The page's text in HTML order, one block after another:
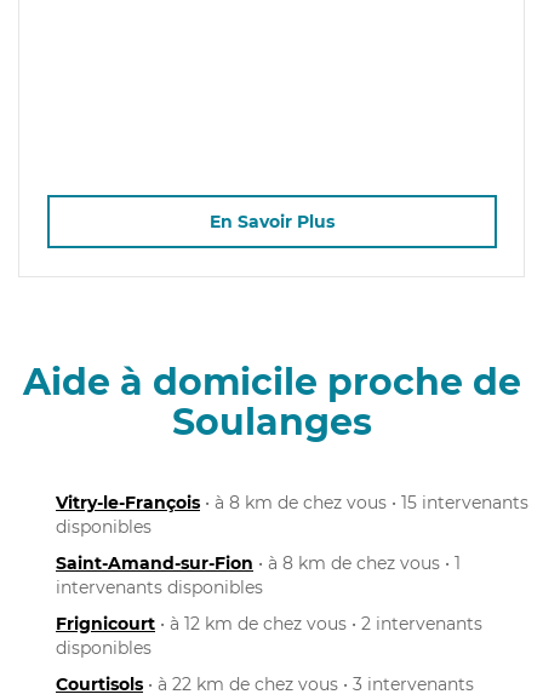
En Savoir Plus
Aide à domicile proche de
Soulanges
Vitry-le-François • à 8 km de chez vous • 15 intervenants
disponibles
Saint-Amand-sur-Fion • à 8 km de chez vous • 1
intervenants disponibles
Frignicourt • à 12 km de chez vous • 2 intervenants
disponibles
Courtisols • à 22 km de chez vous • 3 intervenants